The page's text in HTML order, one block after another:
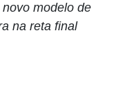
modelo de
na reta final